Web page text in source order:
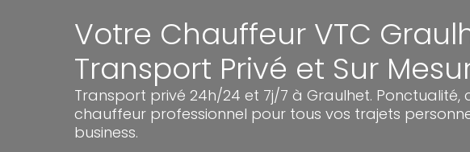
Votre Chauffeur VTC
Transport Privé et Sur
Transport privé 24h/24 et 7j/7 à Graulhet. Ponctualité,
chauffeur professionnel pour tous vos trajets
business.